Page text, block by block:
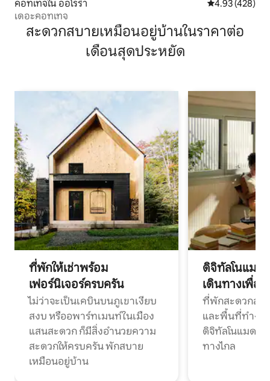
คอทเทจใน ออโรร่า คะแนนเฉลี่ย
4.93 (428)
เดอะคอทเทจ
สะดวกสบายเหมือนอยู่บ้านในราคาต่อ
เดือนสุดประหยัด
ที่พักให้เช่าพร้อม
เฟอร์นิเจอร์ครบครัน
ไม่ว่าจะเป็นเคบินบนภูเขาเงียบ
สงบ หรืออพาร์ทเมนท์ในเมือง
แสนสะดวก ก็มีสิ่งอำนวยความ
สะดวกให้ครบครัน พักสบาย
เหมือนอยู่บ้าน
ดิจิทัลโนแมด
เดินทางเพื่อ
ที่พักสะดวกสบ
และพื้นที่ทำงา
ดิจิทัลโนแมดแ
ทางไกล